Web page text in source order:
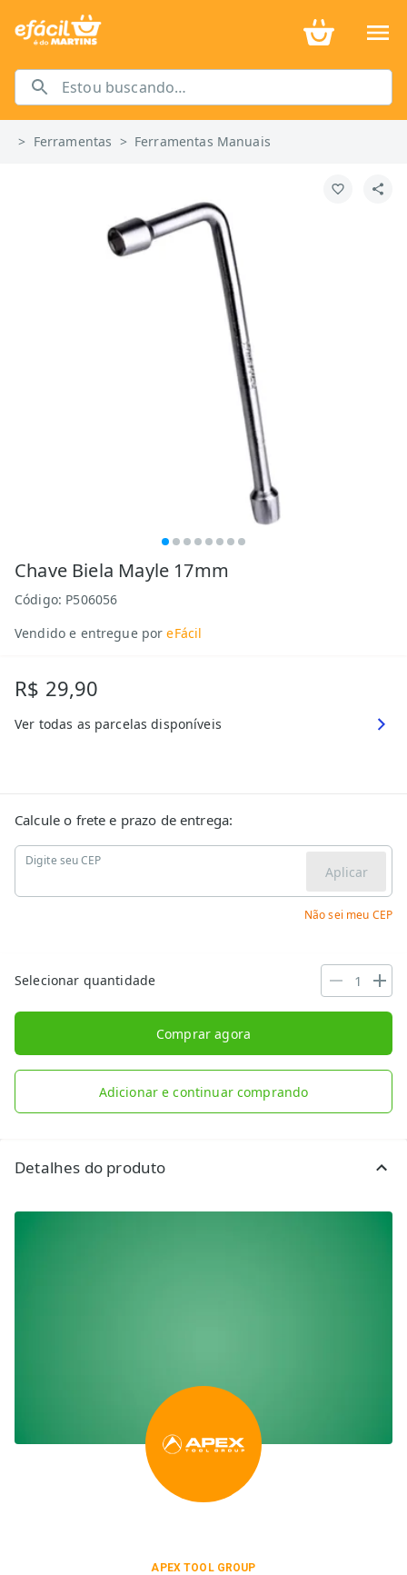
> Ferramentas > Ferramentas Manuais
Chave Biela Mayle 17mm
Código: P506056
Vendido e entregue por eFácil
R$ 29,90
Ver todas as parcelas disponíveis
Calcule o frete e prazo de entrega:
Digite seu CEP
Aplicar
Não sei meu CEP
Selecionar quantidade
Comprar agora
Adicionar e continuar comprando
Detalhes do produto
APEX TOOL GROUP